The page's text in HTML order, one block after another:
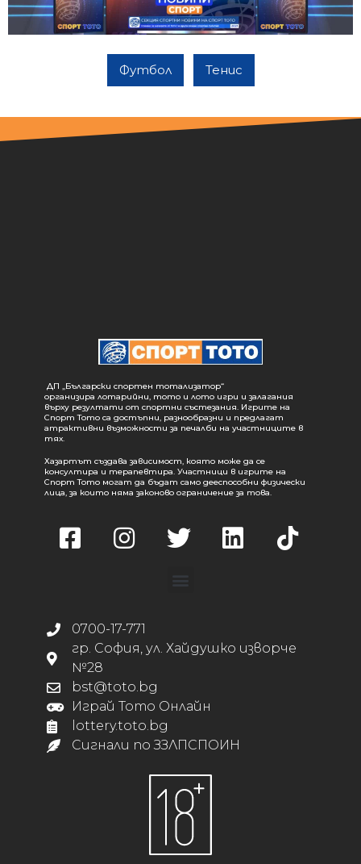
Футбол Тенис
ДП „Български спортен тотализатор“
организира лотарийни, тото и лото игри и залагания
върху резултати от спортни състезания. Игрите на
Спорт Тото са достъпни, разнообразни и предлагат
атрактивни възможности за печалби на участниците в
тях.
Хазартът създава зависимост, която може да се
консултира и терапевтира. Участници в игрите на
Спорт Тото могат да бъдат само дееспособни физически
лица, за които няма законово ограничение за това.
0700-17-771
гр. София, ул. Хайдушко изворче
№28
bst@toto.bg
Играй Тото Онлайн
lottery.toto.bg
Сигнали по ЗЗЛПСПОИН